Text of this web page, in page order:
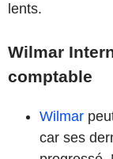
lents.
Wilmar
comptable
Wilmar
car ses